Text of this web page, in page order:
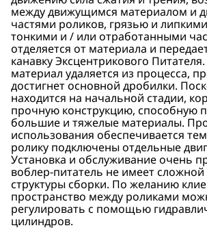
между движущимся материалом и
частями роликов, грязью и
тонкими и / или отработанными
отделяется от материала и
канавку Эксцентрикового
материал удаляется из процесса,
достигнет основной дробилки.
находится на начальной стадии,
прочную конструкцию, способную
большие и тяжелые материалы.
использования обеспечивается
ролику подключены отдельные
Установка и обслуживание очень
воблер-питатель не имеет сложной
структуры сборки. По желанию
пространство между роликами
регулировать с помощью
цилиндров.